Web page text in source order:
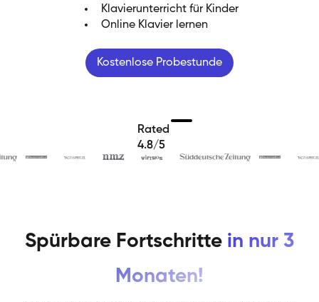
Klavierunterricht für Kinder
Online Klavier lernen
Kostenlose Probestunde
Rated
4.8/5
Spürbare Fortschritte in nur 3
Monaten!